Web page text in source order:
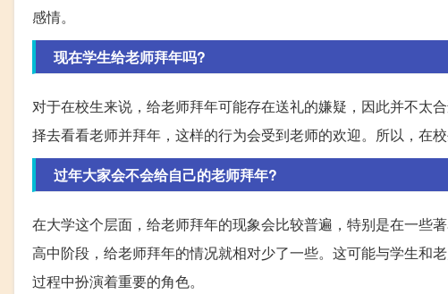
感情。
现在学生给老师拜年吗?
对于在校生来说，给老师拜年可能存在送礼的嫌疑，因此并不太
择去看看老师并拜年，这样的行为会受到老师的欢迎。所以，在
过年大家会不会给自己的老师拜年?
在大学这个层面，给老师拜年的现象会比较普遍，特别是在一些
高中阶段，给老师拜年的情况就相对少了一些。这可能与学生和
过程中扮演着重要的角色。